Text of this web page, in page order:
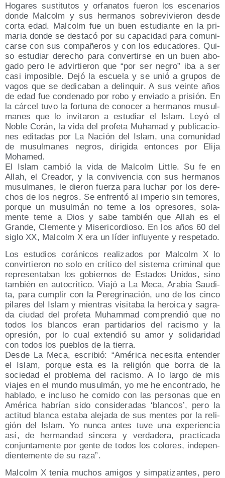
Hoga­res sus­ti­tu­tos y orfa­na­tos fue­ron los esce­na­rios
don­de Mal­colm y sus her­ma­nos sobre­vi­vie­ron des­de
cor­ta edad. Mal­colm fue un buen estu­dian­te en la pri­
ma­ria don­de se des­ta­có por su capa­ci­dad para comu­ni­
car­se con sus com­pa­ñe­ros y con los edu­ca­do­res. Qui­
so estu­diar dere­cho para con­ver­tir­se en un buen abo­
ga­do pero le advir­tie­ron que “por ser negro” iba a ser
casi impo­si­ble. Dejó la escue­la y se unió a gru­pos de
vagos que se dedi­ca­ban a delin­quir. A sus vein­te años
de edad fue con­de­na­do por robo y envia­do a pri­sión. En
la cár­cel tuvo la for­tu­na de cono­cer a her­ma­nos musul­
ma­nes que lo invi­ta­ron a estu­diar el Islam. Leyó el
Noble Corán, la vida del pro­fe­ta Muha­mad y publi­ca­cio­
nes edi­ta­das por La Nación del Islam, una comu­ni­dad
de musul­ma­nes negros, diri­gi­da enton­ces por Eli­ja
Mohamed.
El Islam cam­bió la vida de Mal­colm Little. Su fe en
Allah, el Crea­dor, y la con­vi­ven­cia con sus her­ma­nos
musul­ma­nes, le die­ron fuer­za para luchar por los dere­
chos de los negros. Se enfren­tó al impe­rio sin temo­res,
por­que un musul­mán no teme a los opre­so­res, sola­
men­te teme a Dios y sabe tam­bién que Allah es el
Gran­de, Cle­men­te y Mise­ri­cor­dio­so. En los años 60 del
siglo XX, Mal­colm X era un líder influ­yen­te y respetado.
Los estu­dios corá­ni­cos rea­li­za­dos por Mal­colm X lo
con­vir­tie­ron no solo en crí­ti­co del sis­te­ma cri­mi­nal que
repre­sen­ta­ban los gobier­nos de Esta­dos Uni­dos, sino
tam­bién en auto­crí­ti­co. Via­jó a La Meca, Ara­bia Sau­di­
ta, para cum­plir con la Pere­gri­na­ción, uno de los cin­co
pila­res del Islam y mien­tras visi­ta­ba la heroi­ca y sagra­
da ciu­dad del pro­fe­ta Muham­mad com­pren­dió que no
todos los blan­cos eran par­ti­da­rios del racis­mo y la
opre­sión, por lo cual exten­dió su amor y soli­da­ri­dad
con todos los pue­blos de la tierra.
Des­de La Meca, escri­bió: “Amé­ri­ca nece­si­ta enten­der
el Islam, por­que esta es la reli­gión que borra de la
socie­dad el pro­ble­ma del racis­mo. A lo lar­go de mis
via­jes en el mun­do musul­mán, yo me he encon­tra­do, he
habla­do, e inclu­so he comi­do con las per­so­nas que en
Amé­ri­ca habrían sido con­si­de­ra­das ‘blan­cos’, pero la
acti­tud blan­ca esta­ba ale­ja­da de sus men­tes por la reli­
gión del Islam. Yo nun­ca antes tuve una expe­rien­cia
así, de her­man­dad sin­ce­ra y ver­da­de­ra, prac­ti­ca­da
con­jun­ta­men­te por gen­te de todos los colo­res, inde­pen­
dien­te­men­te de su raza”.
Mal­colm X tenía muchos ami­gos y sim­pa­ti­zan­tes, pero